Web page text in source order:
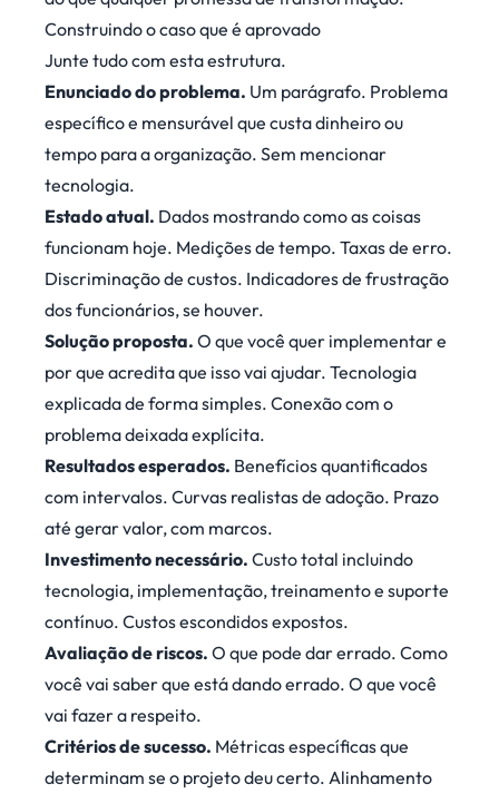
Construindo o caso que é aprovado
Junte tudo com esta estrutura.
Enunciado do problema. Um parágrafo. Problema
específico e mensurável que custa dinheiro ou
tempo para a organização. Sem mencionar
tecnologia.
Estado atual. Dados mostrando como as coisas
funcionam hoje. Medições de tempo. Taxas de erro.
Discriminação de custos. Indicadores de frustração
dos funcionários, se houver.
Solução proposta. O que você quer implementar e
por que acredita que isso vai ajudar. Tecnologia
explicada de forma simples. Conexão com o
problema deixada explícita.
Resultados esperados. Benefícios quantificados
com intervalos. Curvas realistas de adoção. Prazo
até gerar valor, com marcos.
Investimento necessário. Custo total incluindo
tecnologia, implementação, treinamento e suporte
contínuo. Custos escondidos expostos.
Avaliação de riscos. O que pode dar errado. Como
você vai saber que está dando errado. O que você
vai fazer a respeito.
Critérios de sucesso. Métricas específicas que
determinam se o projeto deu certo. Alinhamento